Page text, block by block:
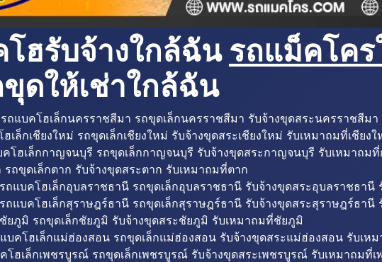
ฮรับจ้างใกล้ฉัน รถแม็คโค
ดให้เช่าใกล้ฉัน
แบคโฮเล็กนครราชสีมา รถขุดเล็กนครราชสีมา รับจ้างขุดสระนครราชสีม
เล็กเชียงใหม่ รถขุดเล็กเชียงใหม่ รับจ้างขุดสระเชียงใหม่ รับเหมาถมที่เชียงใ
โฮเล็กกาญจนบุรี รถขุดเล็กกาญจนบุรี รับจ้างขุดสระกาญจนบุรี รับเหมาถม
ถขุดเล็กตาก รับจ้างขุดสระตาก รับเหมาถมที่ตาก
แบคโฮเล็กอุบลราชธานี รถขุดเล็กอุบลราชธานี รับจ้างขุดสระอุบลราชธานี
แบคโฮเล็กสุราษฎร์ธานี รถขุดเล็กสุราษฎร์ธานี รับจ้างขุดสระสุราษฎร์ธานี
ยภูมิ รถขุดเล็กชัยภูมิ รับจ้างขุดสระชัยภูมิ รับเหมาถมที่ชัยภูมิ
คโฮเล็กแม่ฮ่องสอน รถขุดเล็กแม่ฮ่องสอน รับจ้างขุดสระแม่ฮ่องสอน รับเห
ฮเล็กเพชรบูรณ์ รถขุดเล็กเพชรบูรณ์ รับจ้างขุดสระเพชรบูรณ์ รับเหมาถมที่